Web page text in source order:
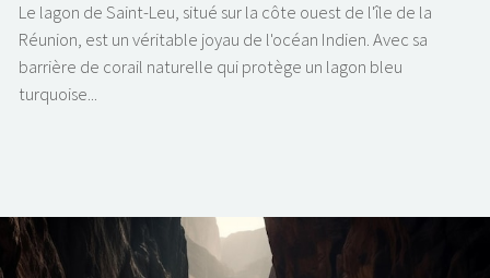
Le lagon de Saint-Leu, situé sur la côte ouest de l'île de la
Réunion, est un véritable joyau de l'océan Indien. Avec sa
barrière de corail naturelle qui protège un lagon bleu
turquoise...